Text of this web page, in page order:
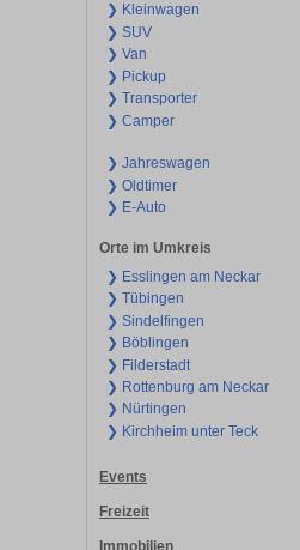
❯ Kleinwagen
❯ SUV
❯ Van
❯ Pickup
❯ Transporter
❯ Camper
❯ Jahreswagen
❯ Oldtimer
❯ E-Auto
Orte im Umkreis
❯ Esslingen am Neckar
❯ Tübingen
❯ Sindelfingen
❯ Böblingen
❯ Filderstadt
❯ Rottenburg am Neckar
❯ Nürtingen
❯ Kirchheim unter Teck
Events
Freizeit
Immobilien